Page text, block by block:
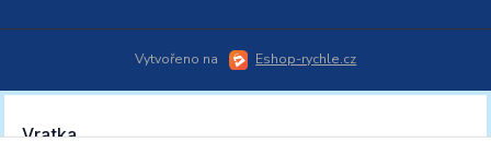
Vytvořeno na Eshop-rychle.cz